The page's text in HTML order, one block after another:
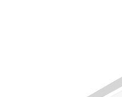
Заказ проекта освещения